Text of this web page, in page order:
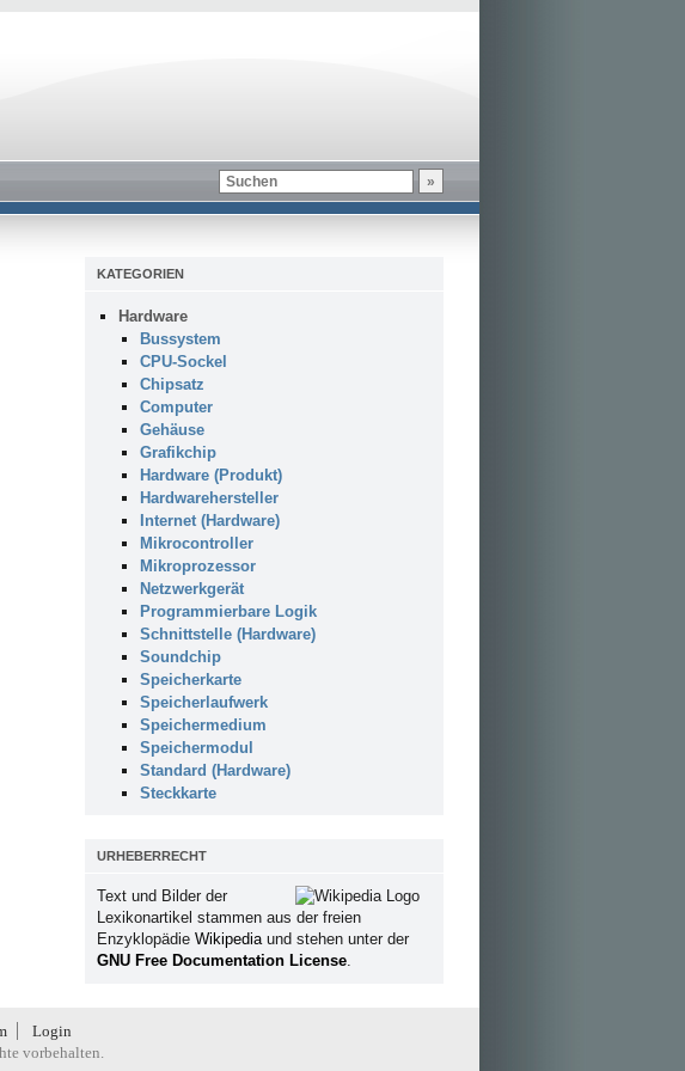
KATEGORIEN
Hardware
Bussystem
CPU-Sockel
Chipsatz
Computer
Gehäuse
Grafikchip
Hardware (Produkt)
Hardwarehersteller
Internet (Hardware)
Mikrocontroller
Mikroprozessor
Netzwerkgerät
Programmierbare Logik
Schnittstelle (Hardware)
Soundchip
Speicherkarte
Speicherlaufwerk
Speichermedium
Speichermodul
Standard (Hardware)
Steckkarte
URHEBERRECHT
Text und Bilder der
Lexikonartikel stammen aus der freien
Enzyklopädie Wikipediaund stehen unter der
GNU Free Documentation License.
Login
vorbehalten.